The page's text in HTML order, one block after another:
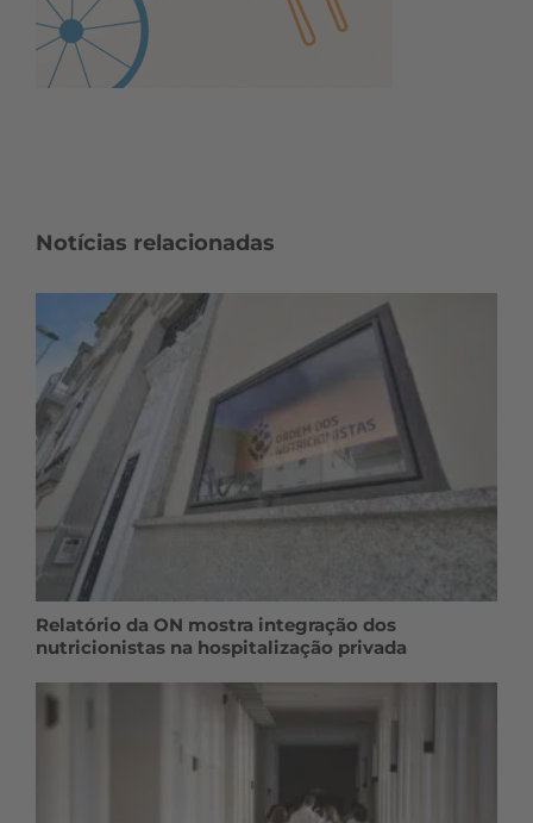
Notícias relacionadas
Relatório da ON mostra integração dos
nutricionistas na hospitalização privada